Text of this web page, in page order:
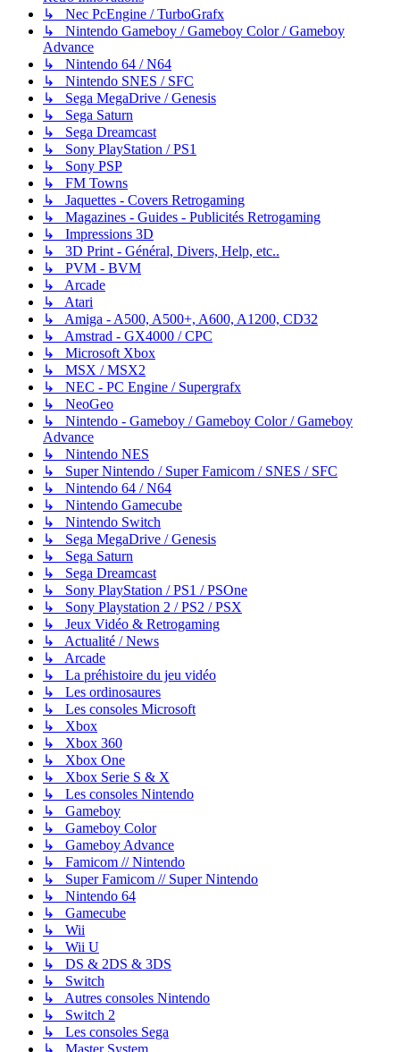
↳ Nec PcEngine / TurboGrafx
↳ Nintendo Gameboy / Gameboy Color / Gameboy
Advance
↳ Nintendo 64 / N64
↳ Nintendo SNES / SFC
↳ Sega MegaDrive / Genesis
↳ Sega Saturn
↳ Sega Dreamcast
↳ Sony PlayStation / PS1
↳ Sony PSP
↳ FM Towns
↳ Jaquettes - Covers Retrogaming
↳ Magazines - Guides - Publicités Retrogaming
↳ Impressions 3D
↳ 3D Print - Général, Divers, Help, etc..
↳ PVM - BVM
↳ Arcade
↳ Atari
↳ Amiga - A500, A500+, A600, A1200, CD32
↳ Amstrad - GX4000 / CPC
↳ Microsoft Xbox
↳ MSX / MSX2
↳ NEC - PC Engine / Supergrafx
↳ NeoGeo
↳ Nintendo - Gameboy / Gameboy Color / Gameboy
Advance
↳ Nintendo NES
↳ Super Nintendo / Super Famicom / SNES / SFC
↳ Nintendo 64 / N64
↳ Nintendo Gamecube
↳ Nintendo Switch
↳ Sega MegaDrive / Genesis
↳ Sega Saturn
↳ Sega Dreamcast
↳ Sony PlayStation / PS1 / PSOne
↳ Sony Playstation 2 / PS2 / PSX
↳ Jeux Vidéo & Retrogaming
↳ Actualité / News
↳ Arcade
↳ La préhistoire du jeu vidéo
↳ Les ordinosaures
↳ Les consoles Microsoft
↳ Xbox
↳ Xbox 360
↳ Xbox One
↳ Xbox Serie S & X
↳ Les consoles Nintendo
↳ Gameboy
↳ Gameboy Color
↳ Gameboy Advance
↳ Famicom // Nintendo
↳ Super Famicom // Super Nintendo
↳ Nintendo 64
↳ Gamecube
↳ Wii
↳ Wii U
↳ DS & 2DS & 3DS
↳ Switch
↳ Autres consoles Nintendo
↳ Switch 2
↳ Les consoles Sega